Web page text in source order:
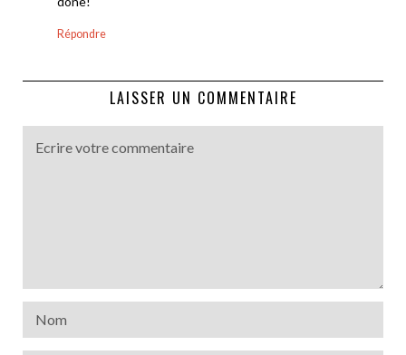
Répondre
LAISSER UN COMMENTAIRE